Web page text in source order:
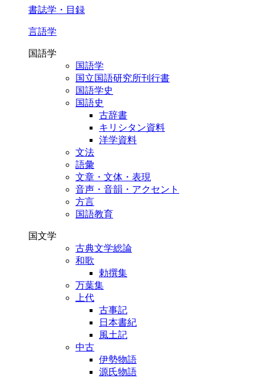
書誌学・目録
言語学
国語学
国語学
国立国語研究所刊行書
国語学史
国語史
古辞書
キリシタン資料
洋学資料
文法
語彙
文章・文体・表現
音声・音韻・アクセント
方言
国語教育
国文学
古典文学総論
和歌
勅撰集
万葉集
上代
古事記
日本書紀
風土記
中古
伊勢物語
源氏物語